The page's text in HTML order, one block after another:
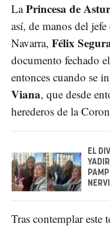
LaPrincesa de
así, de manos del
Navarra, Félix
documento fechado el
entonces cuando se
Viana, que desde
herederos de la
EL
Tras contemplar este